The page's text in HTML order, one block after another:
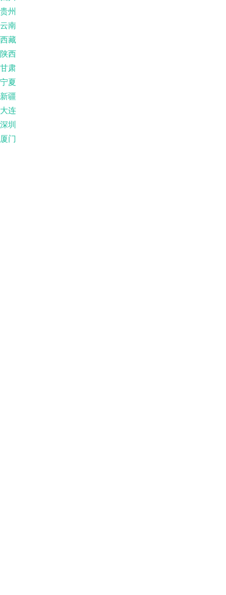
贵州
云南
西藏
陕西
甘肃
宁夏
新疆
大连
深圳
厦门